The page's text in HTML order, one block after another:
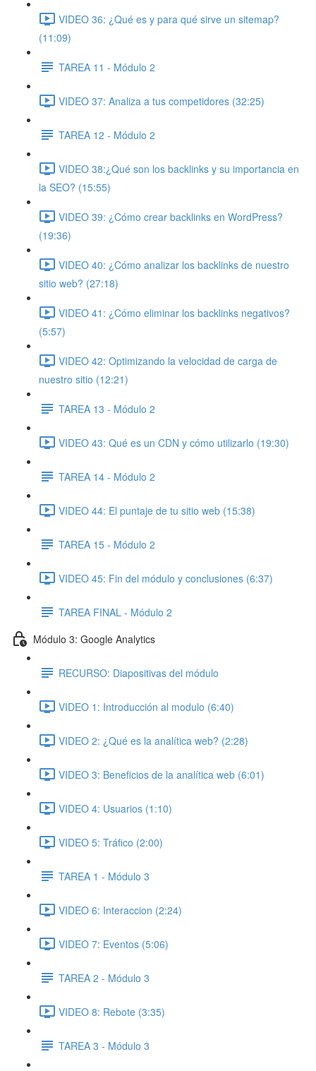
VIDEO 36: ¿Qué es y para qué sirve un sitemap?
(11:09)
TAREA 11 - Módulo 2
VIDEO 37: Analiza a tus competidores (32:25)
TAREA 12 - Módulo 2
VIDEO 38:¿Qué son los backlinks y su importancia en
la SEO? (15:55)
VIDEO 39: ¿Cómo crear backlinks en WordPress?
(19:36)
VIDEO 40: ¿Cómo analizar los backlinks de nuestro
sitio web? (27:18)
VIDEO 41: ¿Cómo eliminar los backlinks negativos?
(5:57)
VIDEO 42: Optimizando la velocidad de carga de
nuestro sitio (12:21)
TAREA 13 - Módulo 2
VIDEO 43: Qué es un CDN y cómo utilizarlo (19:30)
TAREA 14 - Módulo 2
VIDEO 44: El puntaje de tu sitio web (15:38)
TAREA 15 - Módulo 2
VIDEO 45: Fin del módulo y conclusiones (6:37)
TAREA FINAL - Módulo 2
Módulo 3: Google Analytics
RECURSO: Diapositivas del módulo
VIDEO 1: Introducción al modulo (6:40)
VIDEO 2: ¿Qué es la analítica web? (2:28)
VIDEO 3: Beneficios de la analítica web (6:01)
VIDEO 4: Usuarios (1:10)
VIDEO 5: Tráfico (2:00)
TAREA 1 - Módulo 3
VIDEO 6: Interaccion (2:24)
VIDEO 7: Eventos (5:06)
TAREA 2 - Módulo 3
VIDEO 8: Rebote (3:35)
TAREA 3 - Módulo 3